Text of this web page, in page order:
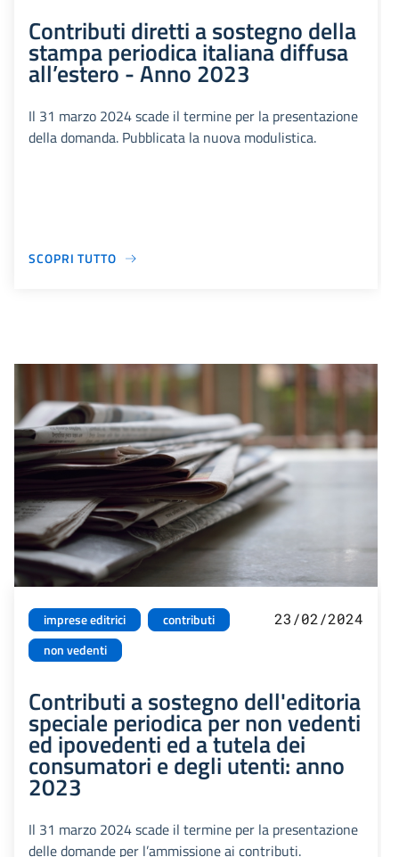
Contributi diretti a sostegno della
stampa periodica italiana diffusa
all’estero - Anno 2023
Il 31 marzo 2024 scade il termine per la presentazione
della domanda. Pubblicata la nuova modulistica.
SCOPRI TUTTO
imprese editrici
contributi
non vedenti
23/02/2024
Contributi a sostegno dell'editoria
speciale periodica per non vedenti
ed ipovedenti ed a tutela dei
consumatori e degli utenti: anno
2023
Il 31 marzo 2024 scade il termine per la presentazione
delle domande per l’ammissione ai contributi.